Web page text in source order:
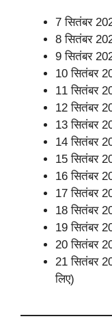
7 सितंबर
8 सितंबर
9 सितंबर
10 सितंबर
11 सितंबर
12 सितंबर
13 सितंबर
14 सितंबर
15 सितंबर
16 सितंबर
17 सितंबर
18 सितंबर
19 सितंबर
20 सितंबर
21 सितंबर
लिए)